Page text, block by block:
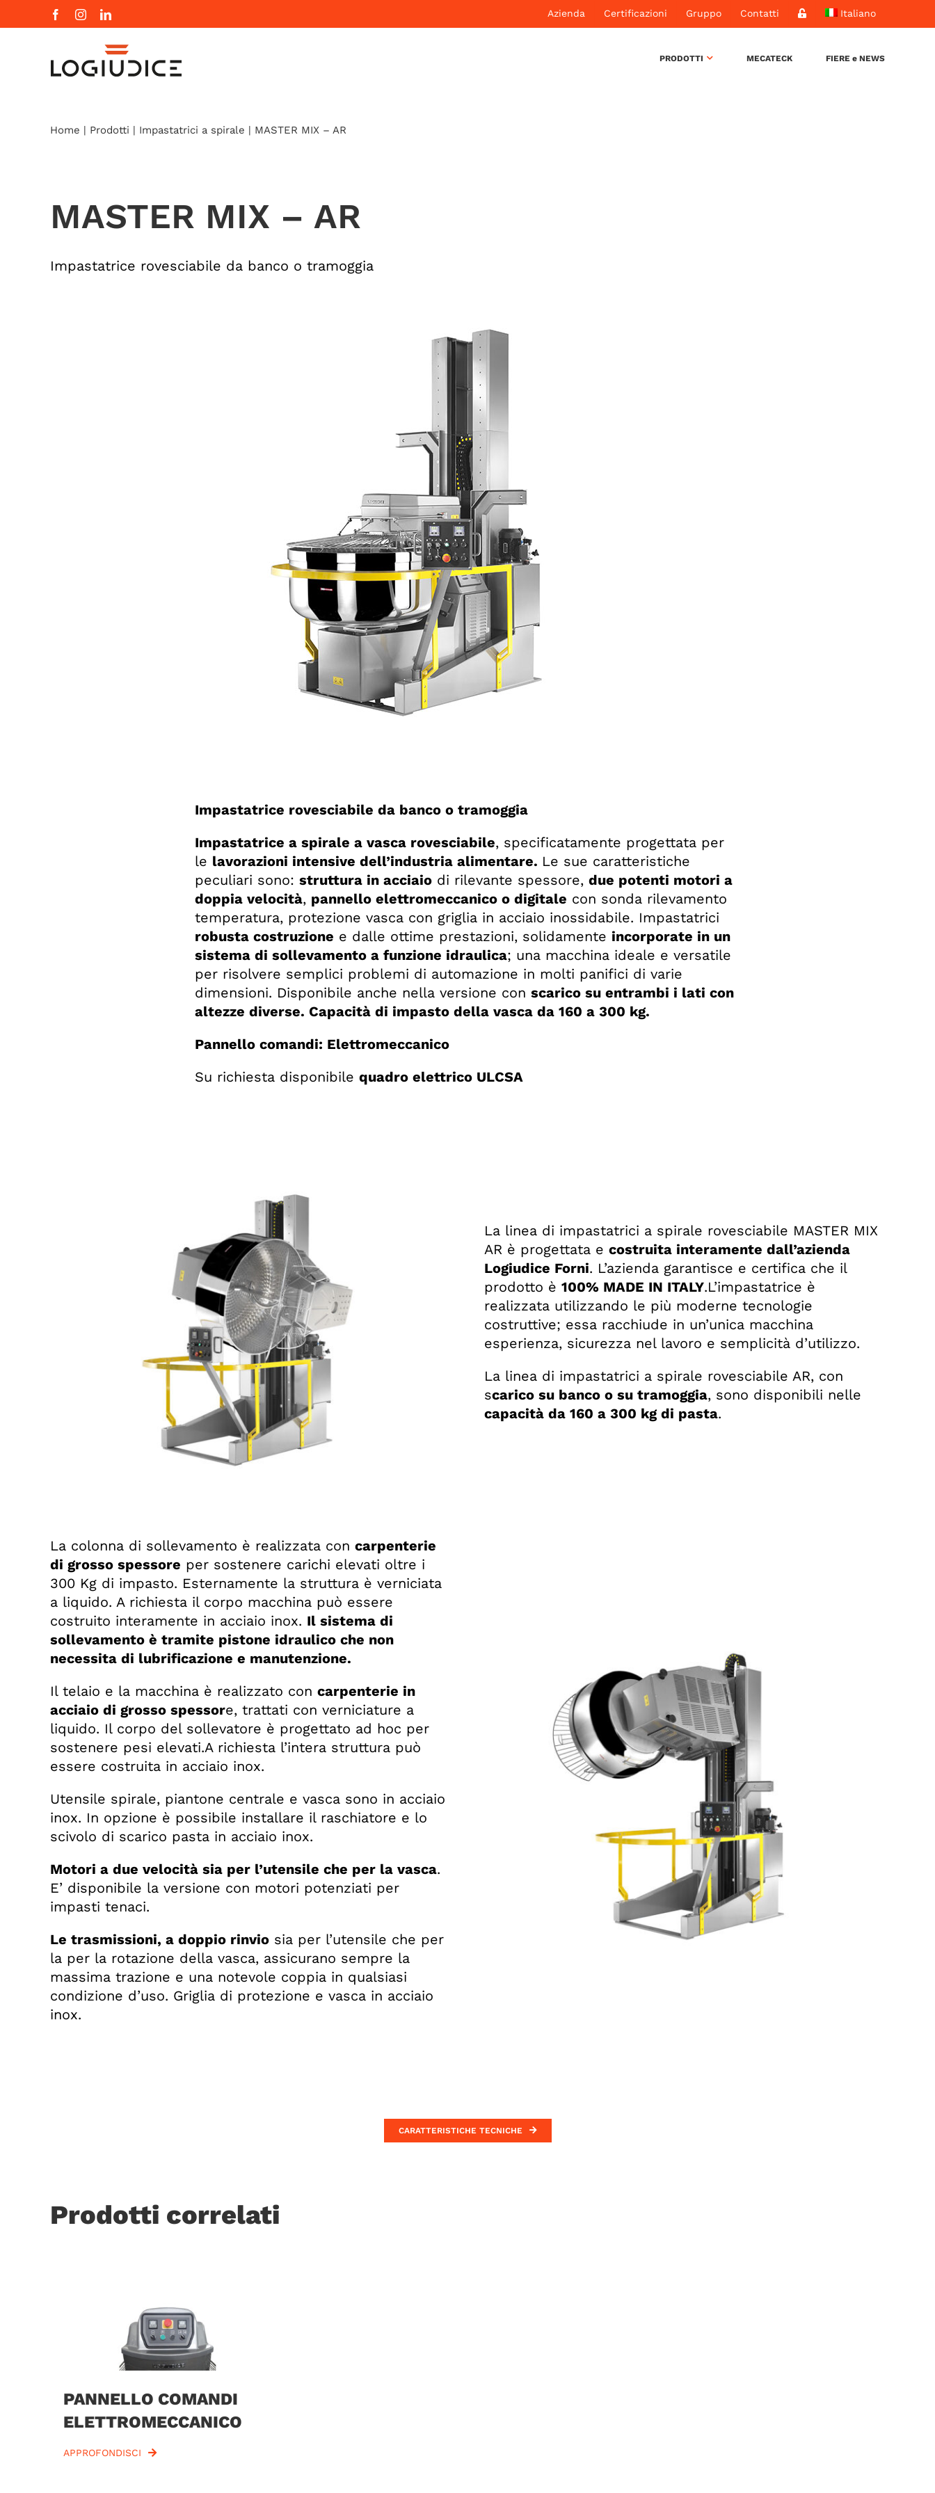
al
FacebookInstagramLinkedIn Azienda Certificazioni Gruppo Contatti Italiano
PRODOTTI MECATECK FIERE e NEWS
Home | Prodotti | Impastatrici a spirale | MASTER MIX – AR
MASTER MIX – AR
Impastatrice rovesciabile da banco o tramoggia
Impastatrice rovesciabile da banco o tramoggia
Impastatrice a spirale a vasca rovesciabile, specificatamente progettata per
le lavorazioni intensive dell’industria alimentare. Le sue caratteristiche
peculiari sono: struttura in acciaiodi rilevante spessore, due potenti motori a
doppia velocità, pannello elettromeccanico o digitale con sonda rilevamento
temperatura, protezione vasca con griglia in acciaio inossidabile. Impastatrici
robusta costruzione e dalle ottime prestazioni, solidamente incorporate in un
sistema di sollevamento a funzione idraulica; una macchina ideale e versatile
per risolvere semplici problemi di automazione in molti panifici di varie
dimensioni. Disponibile anche nella versione con scarico su entrambi i lati con
altezze diverse. Capacità di impasto della vasca da 160 a 300 kg.
Pannello comandi: Elettromeccanico
Su richiesta disponibile quadro elettrico ULCSA
La linea di impastatrici a spirale rovesciabile MASTER MIX
AR è progettata e costruita interamente dall’azienda
Logiudice Forni. L’azienda garantisce e certifica che il
prodotto è 100% MADE IN ITALY.L’impastatrice è
realizzata utilizzando le più moderne tecnologie
costruttive; essa racchiude in un’unica macchina
esperienza, sicurezza nel lavoro e semplicità d’utilizzo.
La linea di impastatrici a spirale rovesciabile AR, con
scarico su banco o su tramoggia, sono disponibili nelle
capacità da 160 a 300 kg di pasta.
La colonna di sollevamento è realizzata con carpenterie
di grosso spessore per sostenere carichi elevati oltre i
300 Kg di impasto. Esternamente la struttura è verniciata
a liquido. A richiesta il corpo macchina può essere
costruito interamente in acciaio inox. Il sistema di
sollevamento è tramite pistone idraulico che non
necessita di lubrificazione e manutenzione.
Il telaio e la macchina è realizzato con carpenterie in
acciaio di grosso spessore, trattati con verniciature a
liquido. Il corpo del sollevatore è progettato ad hoc per
sostenere pesi elevati.A richiesta l’intera struttura può
essere costruita in acciaio inox.
Utensile spirale, piantone centrale e vasca sono in acciaio
inox. In opzione è possibile installare il raschiatore e lo
scivolo di scarico pasta in acciaio inox.
Motori a due velocità sia per l’utensile che per la vasca.
E’ disponibile la versione con motori potenziati per
impasti tenaci.
Le trasmissioni, a doppio rinviosia per l’utensile che per
la per la rotazione della vasca, assicurano sempre la
massima trazione e una notevole coppia in qualsiasi
condizione d’uso. Griglia di protezione e vasca in acciaio
inox.
CARATTERISTICHE TECNICHE
Prodotti correlati
PANNELLO COMANDI
ELETTROMECCANICO
APPROFONDISCI